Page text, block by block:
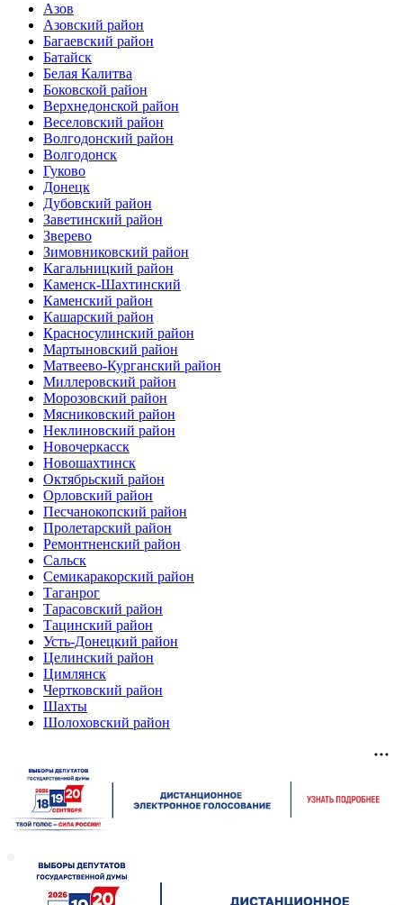
Азов
Азовский район
Багаевский район
Батайск
Белая Калитва
Боковской район
Верхнедонской район
Веселовский район
Волгодонский район
Волгодонск
Гуково
Донецк
Дубовский район
Заветинский район
Зверево
Зимовниковский район
Кагальницкий район
Каменск-Шахтинский
Каменский район
Кашарский район
Красносулинский район
Мартыновский район
Матвеево-Курганский район
Миллеровский район
Морозовский район
Мясниковский район
Неклиновский район
Новочеркасск
Новошахтинск
Октябрьский район
Орловский район
Песчанокопский район
Пролетарский район
Ремонтненский район
Сальск
Семикаракорский район
Таганрог
Тарасовский район
Тацинский район
Усть-Донецкий район
Целинский район
Цимлянск
Чертковский район
Шахты
Шолоховский район